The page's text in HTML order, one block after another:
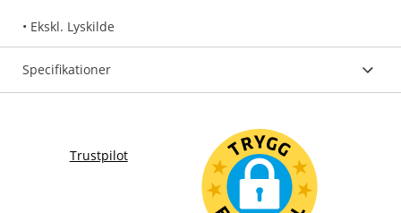
• Ekskl. Lyskilde
Specifikationer
Trustpilot